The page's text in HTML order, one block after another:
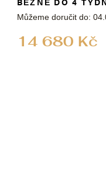
14 680 Kč
Můžeme doručit do: